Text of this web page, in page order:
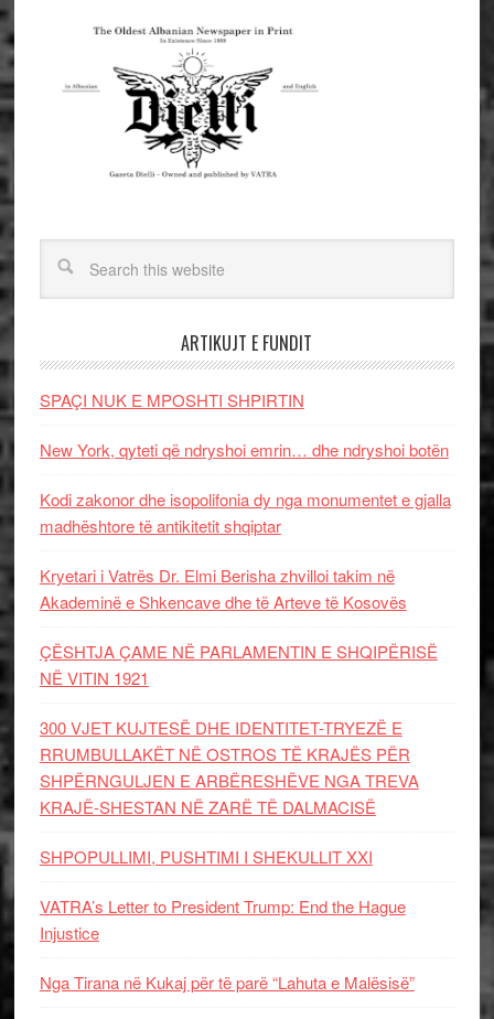
ARTIKUJT E FUNDIT
SPAÇI NUK E MPOSHTI SHPIRTIN
New York, qyteti që ndryshoi emrin… dhe ndryshoi botën
Kodi zakonor dhe isopolifonia dy nga monumentet e gjalla
madhështore të antikitetit shqiptar
Kryetari i Vatrës Dr. Elmi Berisha zhvilloi takim në
Akademinë e Shkencave dhe të Arteve të Kosovës
ÇËSHTJA ÇAME NË PARLAMENTIN E SHQIPËRISË
NË VITIN 1921
300 VJET KUJTESË DHE IDENTITET-TRYEZË E
RRUMBULLAKËT NË OSTROS TË KRAJËS PËR
SHPËRNGULJEN E ARBËRESHËVE NGA TREVA
KRAJË-SHESTAN NË ZARË TË DALMACISË
SHPOPULLIMI, PUSHTIMI I SHEKULLIT XXI
VATRA’s Letter to President Trump: End the Hague
Injustice
Nga Tirana në Kukaj për të parë “Lahuta e Malësisë”